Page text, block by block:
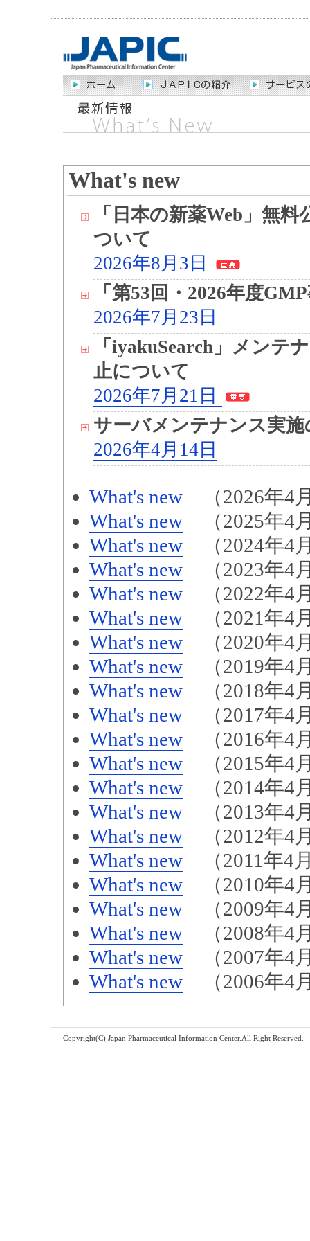
What's new
「日本の新薬Web」無
ついて
2026年8月3日
「第53回・2026年度
2026年7月23日
「iyakuSearch」メンテ
止について
2026年7月21日
サーバメンテナンス実
2026年4月14日
What's new（2026年4
What's new（2025年4
What's new（2024年4
What's new（2023年4
What's new（2022年4
What's new（2021年4
What's new（2020年4
What's new（2019年4
What's new（2018年4
What's new（2017年4
What's new（2016年4
What's new（2015年4
What's new（2014年4
What's new（2013年4
What's new（2012年4
What's new（2011年4
What's new（2010年4
What's new（2009年4
What's new（2008年4
What's new（2007年4
What's new（2006年4
Copyright(C) Japan Pharmaceutical Information Center.All Right Reserved.